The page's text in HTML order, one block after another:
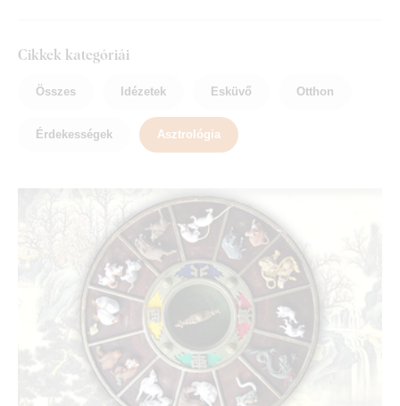
Cikkek kategóriái
Összes Idézetek Esküvő Otthon
Érdekességek Asztrológia